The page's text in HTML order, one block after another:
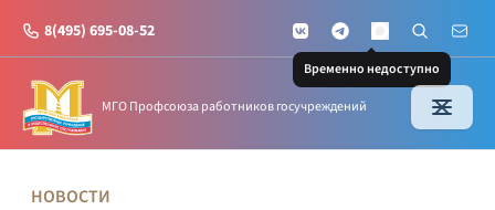
8(495) 695-08-52 VKontakteTelegramMAX
Временно недоступно
Поиск по
Почта
МГО Профсоюза работников госучреждений
НОВОСТИ